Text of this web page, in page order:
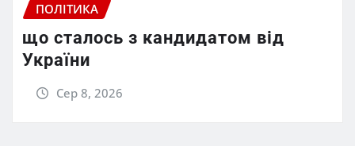
ПОЛІТИКА
що сталось з кандидатом від
України
Сер 8, 2026